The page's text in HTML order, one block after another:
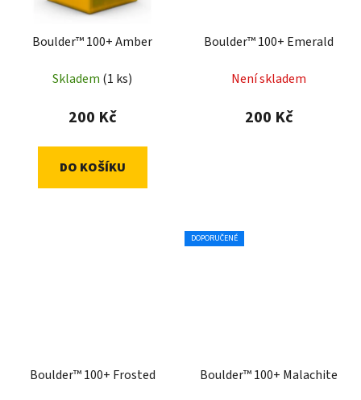
Boulder™ 100+ Amber
Skladem (1 ks)
200 Kč
DO KOŠÍKU
Boulder™ 100+ Emerald
Není skladem
200 Kč
Boulder™ 100+ Frosted
DOPORUČENÉ
Boulder™ 100+ Malachite